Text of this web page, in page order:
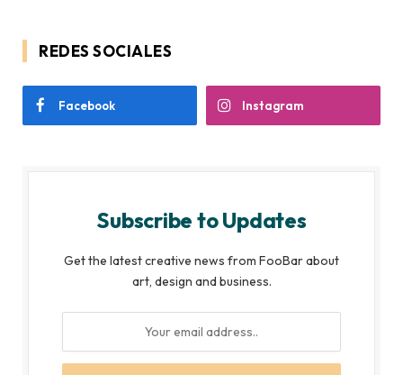
REDES SOCIALES
Facebook Instagram
Subscribe to Updates
Get the latest creative news from FooBar about
art, design and business.